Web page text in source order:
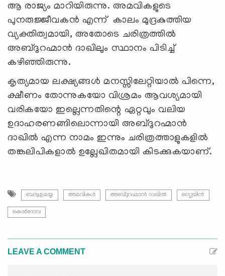
ആ രാജ്യം മാറിയിരുന്നു. അമവികളുടെ
പുനരുജ്ജീവകൻ എന്ന് കാലം മുദ്രകുത്തിയ
വ്യക്തിത്വമായി, അതോടെ ചരിത്രത്തില്‍
അബ്ദുറഹ്മാൻ ദാഖിലും സ്ഥാനം പിടിച്ച്
കഴിഞ്ഞിരുന്നു.
കൃത്യമായ ലക്ഷ്യങ്ങള്‍ മനസ്സിലേറ്റിയാല്‍ പിന്നെ,
ക്ഷീണം തോന്നുകയോ വിശ്രമം ആവശ്യമായി
വരികയോ ഇല്ലെന്നതിന്റെ ഏറ്റവും വലിയ
ഉദാഹരണങ്ങിലൊന്നായി അബ്ദുറഹ്മാന്‍
ദാഖില്‍ എന്ന നാമം ഇന്നും ചരിത്രത്താളുകളില്‍
തങ്കലിപികളാല്‍ ഉല്ലേഖിതമായി കിടക്കുകയാണ്.
ബനൂഉമയ്യ അമവികള്‍ അബ്ദുറഹ്മാന്‍ ദാഖില്‍ സ്പെയിന്‍
കൊര്‍ദോവ
LEAVE A COMMENT